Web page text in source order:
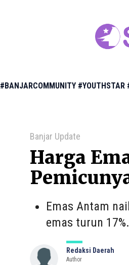
#BANJARCOMMUNITY #YOUTHSTAR
Banjar Update
Harga
Emas Antam
emas turun
Redaksi Daerah
Author